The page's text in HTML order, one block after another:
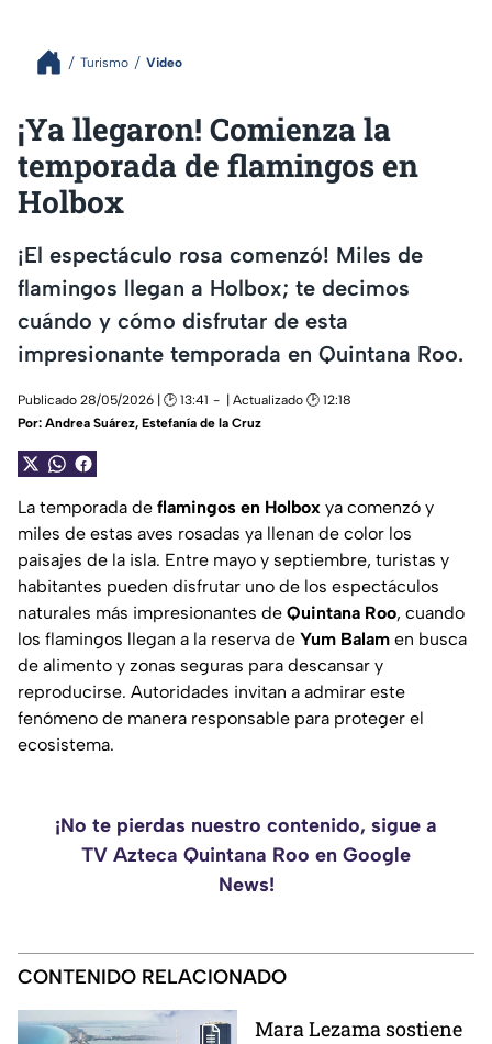
Turismo Video
¡Ya llegaron! Comienza la
temporada de flamingos en
Holbox
¡El espectáculo rosa comenzó! Miles de
flamingos llegan a Holbox; te decimos
cuándo y cómo disfrutar de esta
impresionante temporada en Quintana Roo.
Publicado 28/05/2026 | 🕑 13:41
| Actualizado 🕑 12:18
Por: Andrea Suárez, Estefanía de la Cruz
La temporada de flamingos en Holbox ya comenzó y
miles de estas aves rosadas ya llenan de color los
paisajes de la isla. Entre mayo y septiembre, turistas y
habitantes pueden disfrutar uno de los espectáculos
naturales más impresionantes de Quintana Roo, cuando
los flamingos llegan a la reserva de Yum Balam en busca
de alimento y zonas seguras para descansar y
reproducirse. Autoridades invitan a admirar este
fenómeno de manera responsable para proteger el
ecosistema.
¡No te pierdas nuestro contenido, sigue a
TV Azteca Quintana Roo en Google
News!
CONTENIDO RELACIONADO
Mara Lezama sostiene